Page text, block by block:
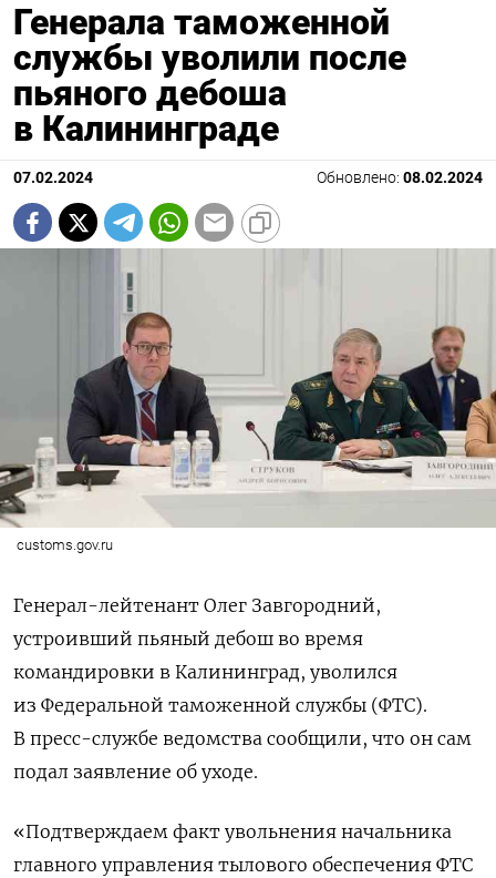
Генерала таможенной
службы уволили после
пьяного дебоша
в Калининграде
07.02.2024 Обновлено: 08.02.2024
customs.gov.ru
Генерал-лейтенант Олег Завгородний,
устроивший пьяный дебош во время
командировки в Калининград, уволился
из Федеральной таможенной службы (ФТС).
В пресс-службе ведомства сообщили, что он сам
подал заявление об уходе.
«Подтверждаем факт увольнения начальника
главного управления тылового обеспечения ФТС